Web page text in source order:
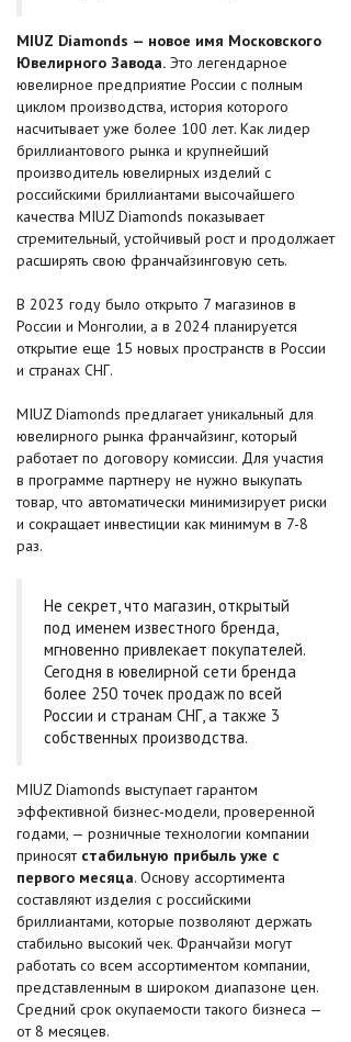
MIUZ Diamonds — новое имя Московского
Ювелирного Завода. Это легендарное
ювелирное предприятие России с полным
циклом производства, история которого
насчитывает уже более 100 лет. Как лидер
бриллиантового рынка и крупнейший
производитель ювелирных изделий с
российскими бриллиантами высочайшего
качества MIUZ Diamonds показывает
стремительный, устойчивый рост и продолжает
расширять свою франчайзинговую сеть.
В 2023 году было открыто 7 магазинов в
России и Монголии, а в 2024 планируется
открытие еще 15 новых пространств в России
и странах СНГ.
MIUZ Diamonds предлагает уникальный для
ювелирного рынка франчайзинг, который
работает по договору комиссии. Для участия
в программе партнеру не нужно выкупать
товар, что автоматически минимизирует риски
и сокращает инвестиции как минимум в 7-8
раз.
Не секрет, что магазин, открытый
под именем известного бренда,
мгновенно привлекает покупателей.
Сегодня в ювелирной сети бренда
более 250 точек продаж по всей
России и странам СНГ, а также 3
собственных производства.
MIUZ Diamonds выступает гарантом
эффективной бизнес-модели, проверенной
годами, — розничные технологии компании
приносят стабильную прибыль уже с
первого месяца. Основу ассортимента
составляют изделия с российскими
бриллиантами, которые позволяют держать
стабильно высокий чек. Франчайзи могут
работать со всем ассортиментом компании,
представленным в широком диапазоне цен.
Средний срок окупаемости такого бизнеса —
от 8 месяцев.